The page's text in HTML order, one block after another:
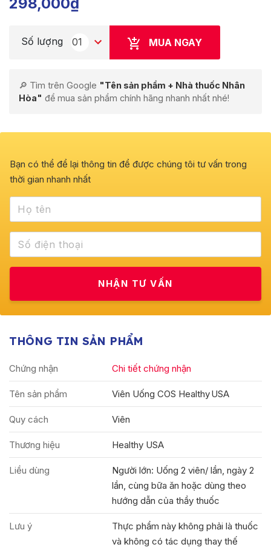
Số lượng 01 MUA NGAY
🔎 Tìm trên Google "Tên sản phẩm + Nhà thuốc Nhân
Hòa" để mua sản phẩm chính hãng nhanh nhất nhé!
Bạn có thể để lại thông tin để được chúng tôi tư vấn trong
thời gian nhanh nhất
THÔNG TIN SẢN PHẨM
Chứng nhận Chi tiết chứng nhận
Tên sản phẩm Viên Uống COS Healthy USA
Quy cách Viên
Thương hiệu Healthy USA
Liều dùng
Người lớn: Uống 2 viên/ lần, ngày 2
lần, cùng bữa ăn hoặc dùng theo
hướng dẫn của thầy thuốc
Lưu ý
Thực phẩm này không phải là thuốc
và không có tác dụng thay thế